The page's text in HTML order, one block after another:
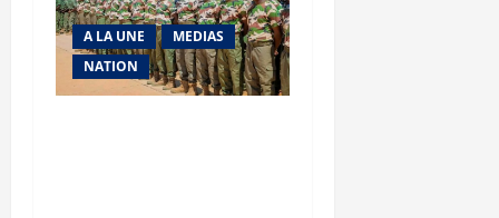
A LA UNE
MEDIAS
NATION